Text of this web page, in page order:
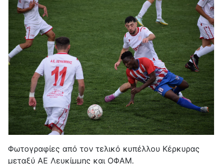
Φωτογραφίες από τον τελικό κυπέλλου Κέρκυρας
μεταξύ ΑΕ Λευκίμμης και ΟΦΑΜ.